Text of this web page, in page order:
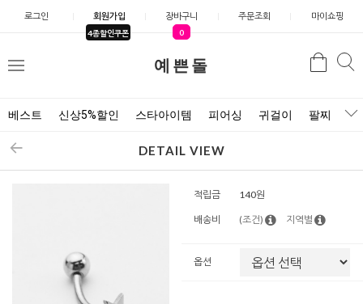
로그인 회원가입
4종할인쿠폰
장바구니
0
주문조회 마이쇼핑
예쁜돌
메
검색
베스트 신상5%할인 스타아이템 피어싱 귀걸이 팔찌 목
DETAIL VIEW
적립금 140원
배송비 (조건) 지역별
옵션